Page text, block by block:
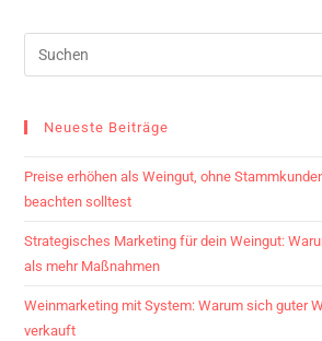
Neueste Beiträge
Preise erhöhen als Weingut, ohne
beachten solltest
Strategisches Marketing für dein Weingut:
als mehr Maßnahmen
Weinmarketing mit System: Warum sich guter
verkauft